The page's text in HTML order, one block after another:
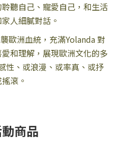
聽自己、寵愛自己，和生活
人細膩對話。
歐洲血統，充滿Yolanda 對
和理解，展現歐洲文化的多
性、或浪漫、或率真、或抒
滾。
商品